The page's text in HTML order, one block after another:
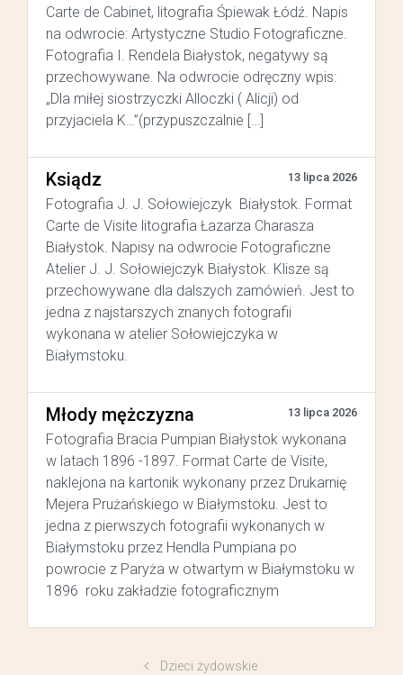
Carte de Cabinet, litografia Śpiewak Łódź. Napis
na odwrocie: Artystyczne Studio Fotograficzne.
Fotografia I. Rendela Białystok, negatywy są
przechowywane. Na odwrocie odręczny wpis:
„Dla miłej siostrzyczki Alloczki ( Alicji) od
przyjaciela K…”(przypuszczalnie […]
Ksiądz 13 lipca 2026
Fotografia J. J. Sołowiejczyk Białystok. Format
Carte de Visite litografia Łazarza Charasza
Białystok. Napisy na odwrocie Fotograficzne
Atelier J. J. Sołowiejczyk Białystok. Klisze są
przechowywane dla dalszych zamówień. Jest to
jedna z najstarszych znanych fotografii
wykonana w atelier Sołowiejczyka w
Białymstoku.
Młody mężczyzna 13 lipca 2026
Fotografia Bracia Pumpian Białystok wykonana
w latach 1896 -1897. Format Carte de Visite,
naklejona na kartonik wykonany przez Drukarnię
Mejera Prużańskiego w Białymstoku. Jest to
jedna z pierwszych fotografii wykonanych w
Białymstoku przez Hendla Pumpiana po
powrocie z Paryża w otwartym w Białymstoku w
1896 roku zakładzie fotograficznym
Dzieci żydowskie